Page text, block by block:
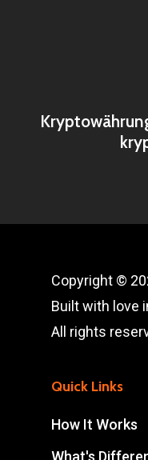
Copyright ©
Built with love
All rights
Quick Links
How It Works
What's